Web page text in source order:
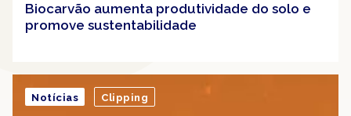
Biocarvão aumenta produtividade do solo e
promove sustentabilidade
Notícias Clipping